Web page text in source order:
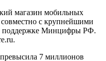
магазин мобильных
с крупнейшими
поддержке Минцифры РФ.
7 миллионов